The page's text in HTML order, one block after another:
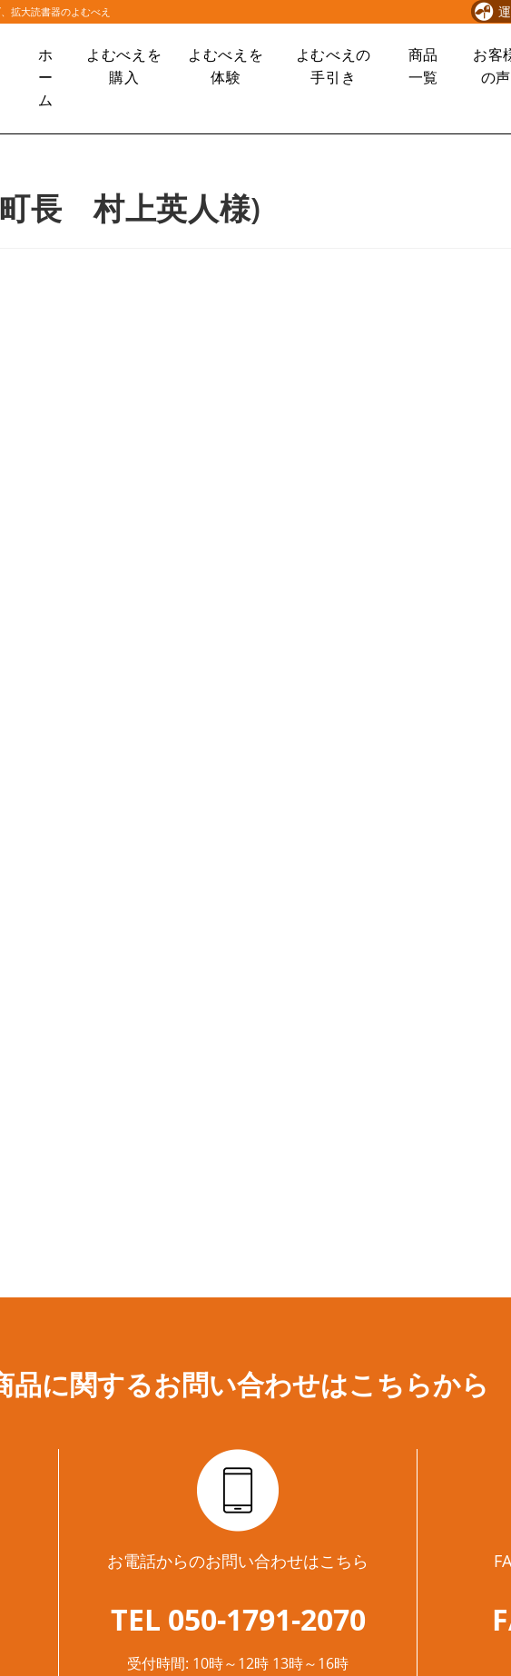
拡大読書器のよむべえ
ホ
ー
ム
よむべえを
購入
よむべえを
体験
よむべえの
手引き
商品
一覧
お客
の声
長 村上英人様)
品に関するお問い合わせはこちらから
お電話からのお問い合わせはこちら
TEL 050-1791-2070
受付時間: 10時～12時 13時～16時